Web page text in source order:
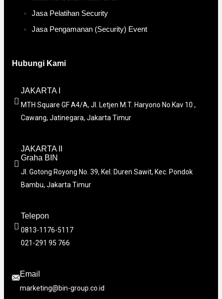
Jasa Pelatihan Security
Jasa Pengamanan (Security) Event
Hubungi Kami
JAKARTA I
MTH Square GF A4/A, Jl. Letjen M.T. Haryono No.Kav 10 ,
Cawang, Jatinegara, Jakarta Timur
JAKARTA II
Graha BIN
Jl. Gotong Royong No. 39, Kel. Duren Sawit, Kec. Pondok
Bambu, Jakarta Timur
Telepon
0813-1176-5117
021-291 95 766
Email
marketing@bin-group.co.id